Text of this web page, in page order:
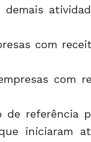
demais
com
com
de referência
iniciaram